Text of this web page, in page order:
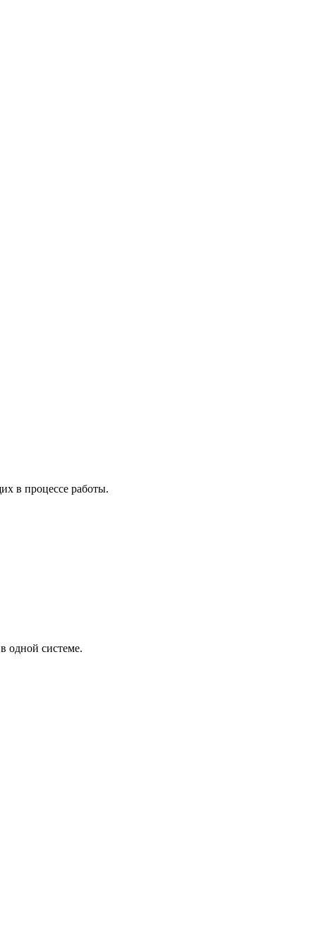
в процессе работы.
одной системе.